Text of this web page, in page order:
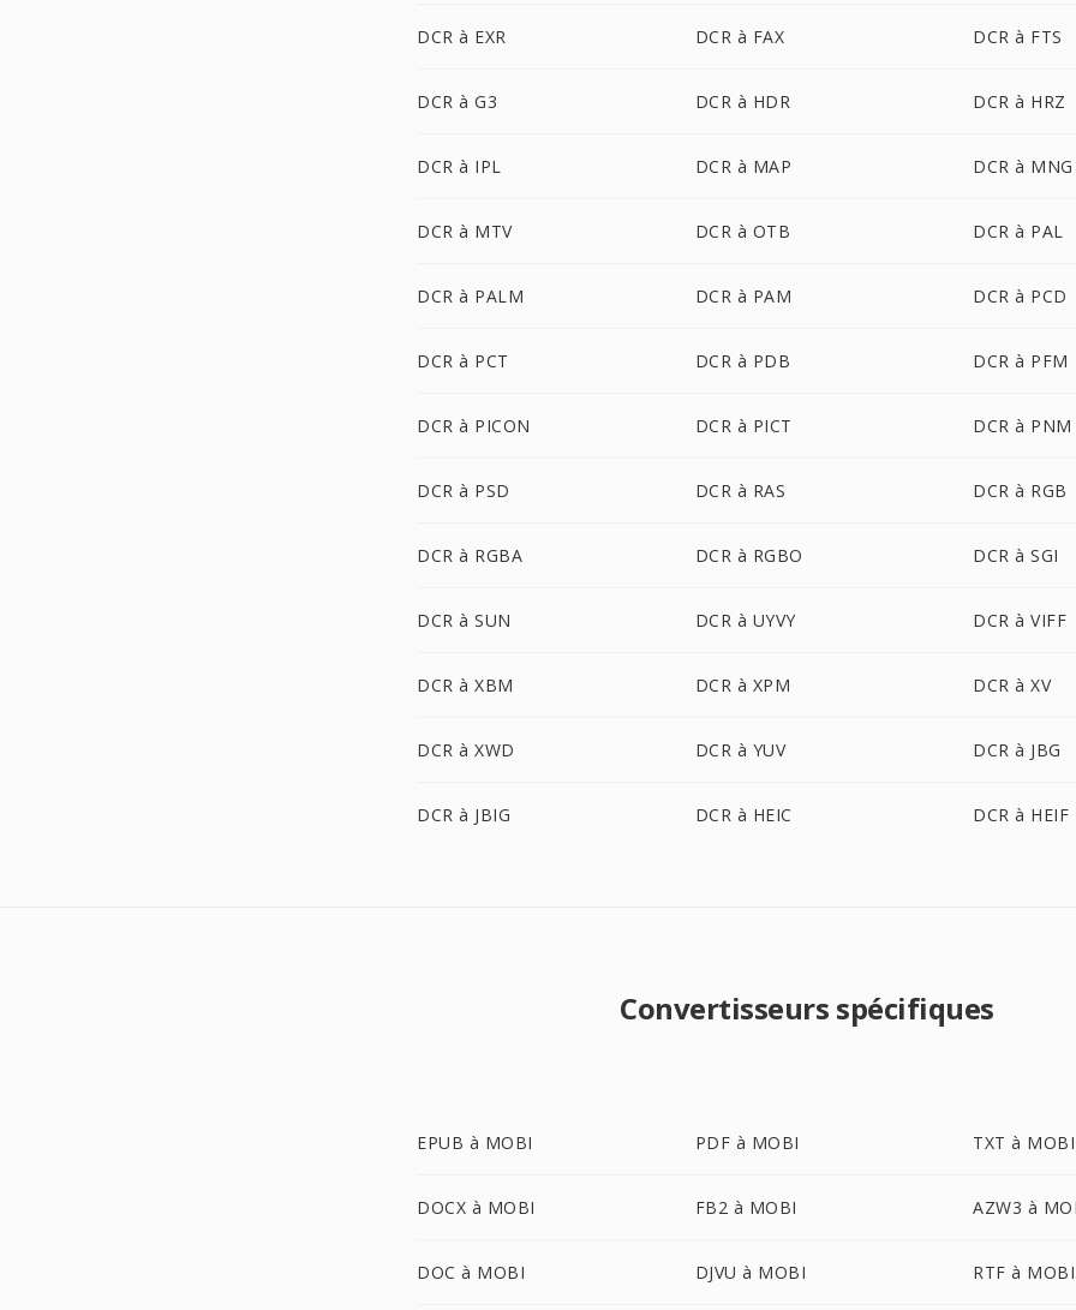
DCR à EXR DCR à FAX DCR à FTS
DCR à G3 DCR à HDR DCR à HRZ
DCR à IPL DCR à MAP DCR à MNG
DCR à MTV DCR à OTB DCR à PAL
DCR à PALM DCR à PAM DCR à PCD
DCR à PCT DCR à PDB DCR à PFM
DCR à PICON DCR à PICT DCR à PNM
DCR à PSD DCR à RAS DCR à RGB
DCR à RGBA DCR à RGBO DCR à SGI
DCR à SUN DCR à UYVY DCR à VIFF
DCR à XBM DCR à XPM DCR à XV
DCR à XWD DCR à YUV DCR à JBG
DCR à JBIG DCR à HEIC DCR à HEIF
Convertisseurs spécifiques
EPUB à MOBI PDF à MOBI TXT à MOBI
DOCX à MOBI FB2 à MOBI AZW3 à
DOC à MOBI DJVU à MOBI RTF à MOBI